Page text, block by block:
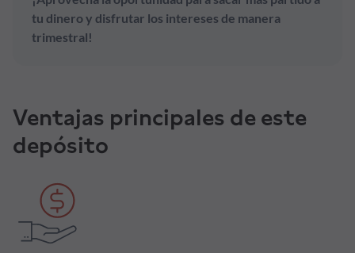
tu dinero y disfrutar los intereses de manera
trimestral!
Ventajas principales de este
depósito